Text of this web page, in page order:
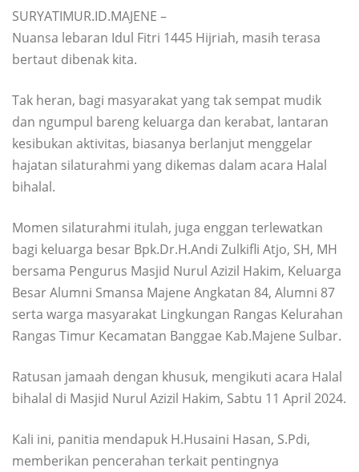
SURYATIMUR.ID.MAJENE –
Nuansa lebaran Idul Fitri 1445 Hijriah, masih terasa
bertaut dibenak kita.
Tak heran, bagi masyarakat yang tak sempat mudik
dan ngumpul bareng keluarga dan kerabat, lantaran
kesibukan aktivitas, biasanya berlanjut menggelar
hajatan silaturahmi yang dikemas dalam acara Halal
bihalal.
Momen silaturahmi itulah, juga enggan terlewatkan
bagi keluarga besar Bpk.Dr.H.Andi Zulkifli Atjo, SH, MH
bersama Pengurus Masjid Nurul Azizil Hakim, Keluarga
Besar Alumni Smansa Majene Angkatan 84, Alumni 87
serta warga masyarakat Lingkungan Rangas Kelurahan
Rangas Timur Kecamatan Banggae Kab.Majene Sulbar.
Ratusan jamaah dengan khusuk, mengikuti acara Halal
bihalal di Masjid Nurul Azizil Hakim, Sabtu 11 April 2024.
Kali ini, panitia mendapuk H.Husaini Hasan, S.Pdi,
memberikan pencerahan terkait pentingnya